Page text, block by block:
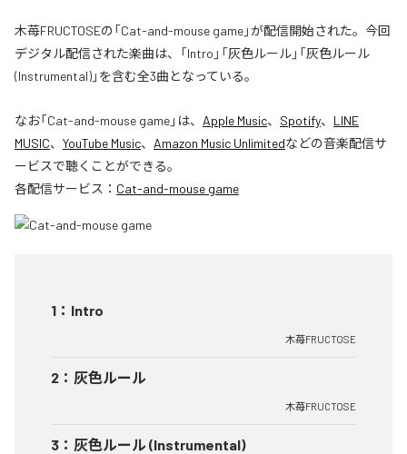
木苺FRUCTOSEの「Cat-and-mouse game」が配信開始された。今回
デジタル配信された楽曲は、「Intro」「灰色ルール」「灰色ルール
(Instrumental)」を含む全3曲となっている。
なお「Cat-and-mouse game」は、 Apple Music、 Spotify、 LINE
MUSIC、 YouTube Music、 Amazon Music Unlimitedなどの音楽配信サ
ービスで聴くことができる。
各配信サービス： Cat-and-mouse game
1 ： Intro
木苺FRUCTOSE
2 ： 灰色ルール
木苺FRUCTOSE
3 ： 灰色ルール (Instrumental)